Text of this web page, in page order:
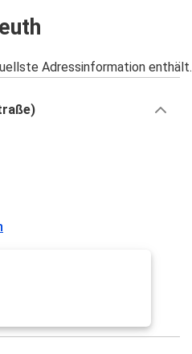
Adressinformation enthält.